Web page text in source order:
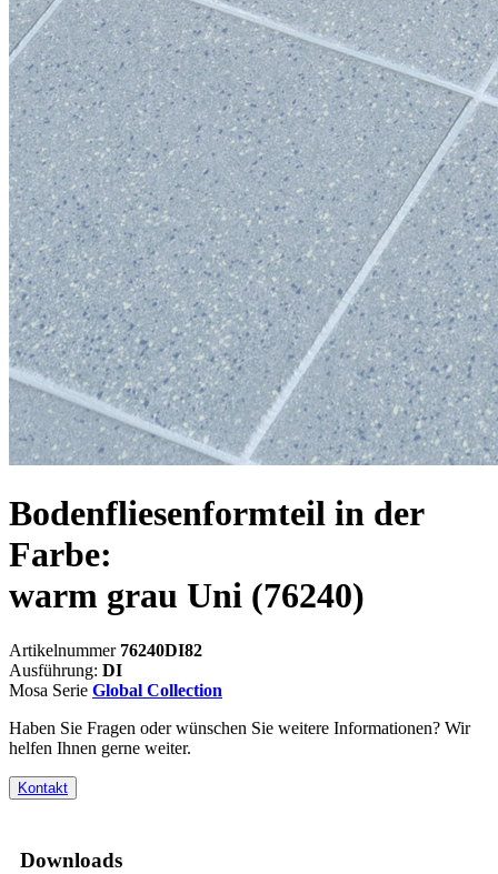
Bodenfliesenformteil in der
Farbe:
warm grau Uni (76240)
Artikelnummer 76240DI82
Ausführung: DI
Mosa Serie Global Collection
Haben Sie Fragen oder wünschen Sie weitere Informationen? Wir
helfen Ihnen gerne weiter.
Kontakt
Downloads